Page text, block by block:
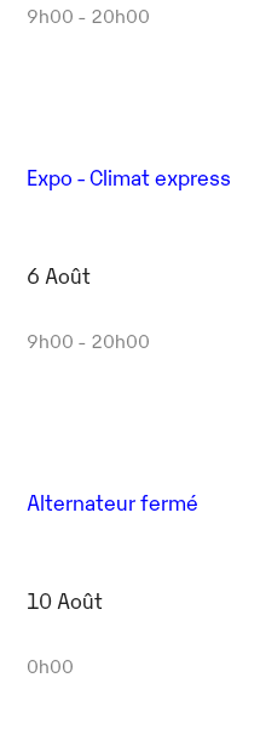
9h00 - 20h00
Expo - Climat express
6 Août
9h00 - 20h00
Alternateur fermé
10 Août
0h00